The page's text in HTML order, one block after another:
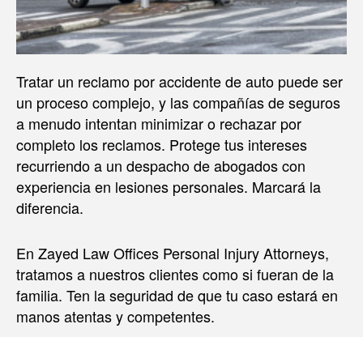
Tratar un reclamo por accidente de auto puede ser
un proceso complejo, y las compañías de seguros
a menudo intentan minimizar o rechazar por
completo los reclamos. Protege tus intereses
recurriendo a un despacho de abogados con
experiencia en lesiones personales. Marcará la
diferencia.
En Zayed Law Offices Personal Injury Attorneys,
tratamos a nuestros clientes como si fueran de la
familia. Ten la seguridad de que tu caso estará en
manos atentas y competentes.